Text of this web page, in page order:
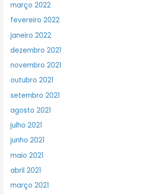
março 2022
fevereiro 2022
janeiro 2022
dezembro 2021
novembro 2021
outubro 2021
setembro 2021
agosto 2021
julho 2021
junho 2021
maio 2021
abril 2021
março 2021